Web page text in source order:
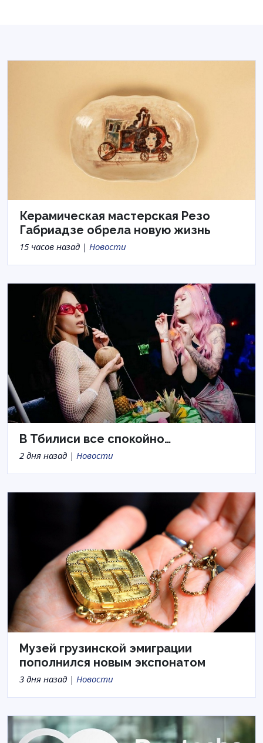
Керамическая мастерская Резо
Габриадзе обрела новую жизнь
15 часов назад | Новости
В Тбилиси все спокойно…
2 дня назад | Новости
Музей грузинской эмиграции
пополнился новым экспонатом
3 дня назад | Новости